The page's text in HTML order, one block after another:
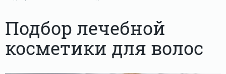
Подбор лечебной
косметики для волос